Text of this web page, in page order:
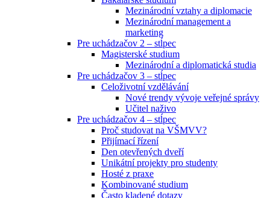
Mezinárodní vztahy a diplomacie
Mezinárodní management a
marketing
Pre uchádzačov 2 – stĺpec
Magisterské studium
Mezinárodní a diplomatická studia
Pre uchádzačov 3 – stĺpec
Celoživotní vzdělávání
Nové trendy vývoje veřejné správy
Učitel naživo
Pre uchádzačov 4 – stĺpec
Proč studovat na VŠMVV?
Přijímací řízení
Den otevřených dveří
Unikátní projekty pro studenty
Hosté z praxe
Kombinované studium
Často kladené dotazy